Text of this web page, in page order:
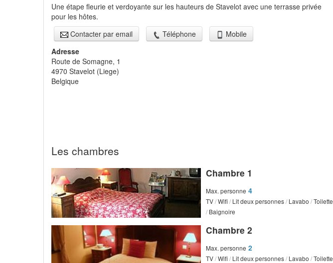
Une étape fleurie et verdoyante sur les hauteurs de Stavelot avec une terrasse privée
pour les hôtes.
Contacter par email
Téléphone
Mobile
Adresse
Route de Somagne, 1
4970 Stavelot (Liege)
Belgique
Les chambres
Chambre 1
Max. personne 4
TV/Wifi/ Lit deux personnes/ Lavabo /Toilette
/ Baignoire
Chambre 2
Max. personne 2
TV/Wifi/ Lit deux personnes/ Lavabo /Toilette